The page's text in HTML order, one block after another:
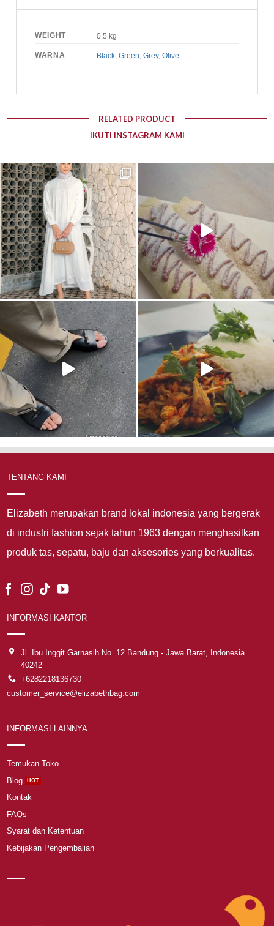
WEIGHT 0.5 kg
WARNA Black ,Green ,Grey,Olive
RELATED PRODUCT
IKUTI INSTAGRAM KAMI
TENTANG KAMI
Elizabeth merupakan brand lokal indonesia yang bergerak
di industri fashion sejak tahun 1963 dengan menghasilkan
produk tas, sepatu, baju dan aksesories yang berkualitas.
INFORMASI KANTOR
Jl. Ibu Inggit Garnasih No. 12 Bandung - Jawa Barat, Indonesia
40242
+6282218136730
customer_service@elizabethbag.com
INFORMASI LAINNYA
Temukan Toko
Blog
Kontak
FAQs
Syarat dan Ketentuan
Kebijakan Pengembalian